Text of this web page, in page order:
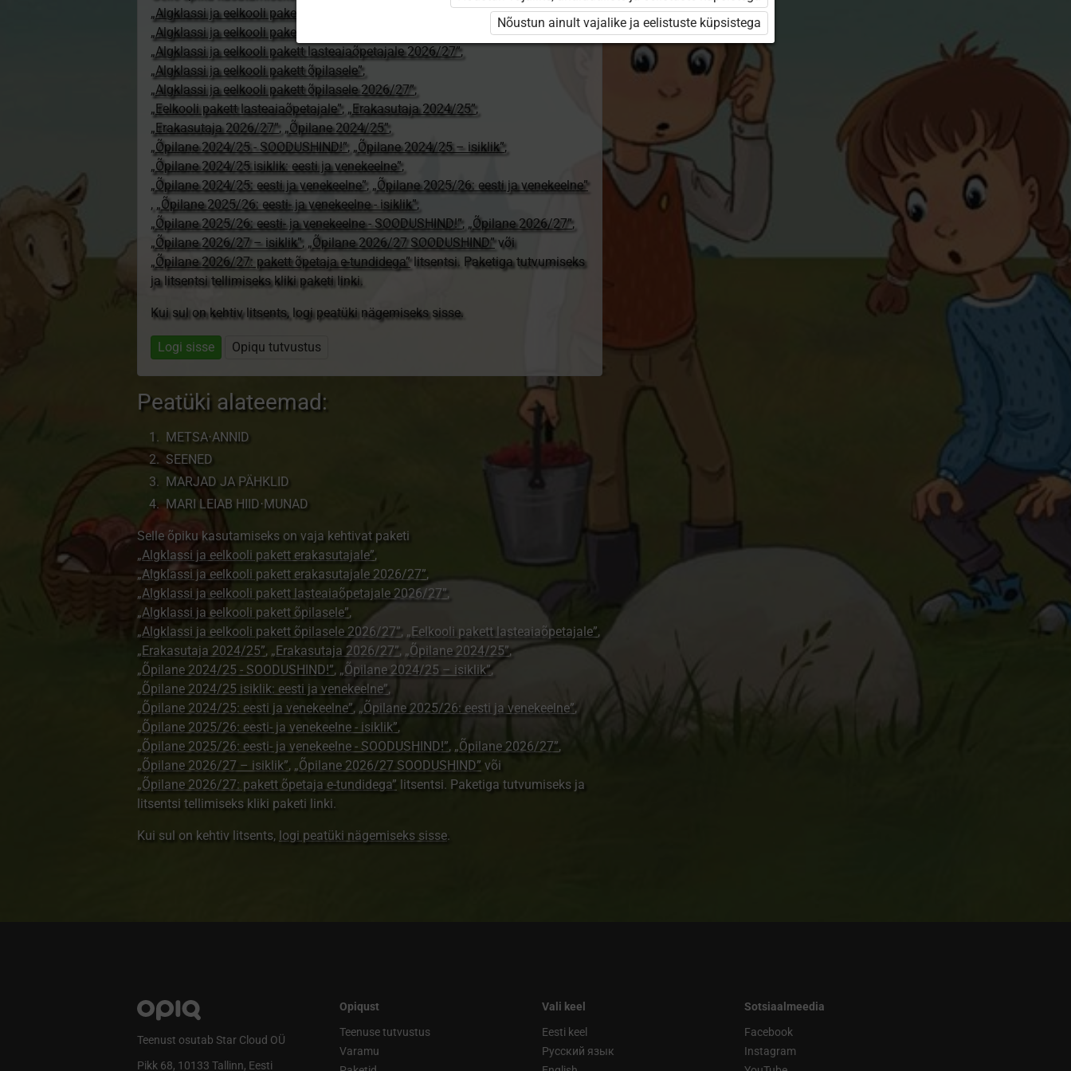
„Algklassi ja eelkooli pakett erakasutajale”
„Algklassi ja eelkooli pakett erakasutajale 2026/27”
„Algklassi ja eelkooli pakett lasteaiaõpetajale 2026/27”,
„Algklassi ja eelkooli pakett õpilasele”,
„Algklassi ja eelkooli pakett õpilasele 2026/27”,
„Eelkooli pakett lasteaiaõpetajale”, „Erakasutaja 2024/25”,
„Erakasutaja 2026/27”, „Õpilane 2024/25”,
„Õpilane 2024/25 - SOODUSHIND!”, „Õpilane 2024/25 – isiklik”,
„Õpilane 2024/25 isiklik: eesti ja venekeelne”,
„Õpilane 2024/25: eesti ja venekeelne”, „Õpilane 2025/26: eesti ja venekeelne”
, „Õpilane 2025/26: eesti- ja venekeelne - isiklik”,
„Õpilane 2025/26: eesti- ja venekeelne - SOODUSHIND!”, „Õpilane 2026/27”,
„Õpilane 2026/27 – isiklik”, „Õpilane 2026/27 SOODUSHIND”või
„Õpilane 2026/27: pakett õpetaja e-tundidega”litsentsi. Paketiga tutvumiseks
ja litsentsi tellimiseks kliki paketi linki.
Kui sul on kehtiv litsents, logi peatüki nägemiseks sisse.
Logi sisse Opiqu tutvustus
Peatüki alateemad:
METSA⋅ANNID
SEENED
MARJAD JA PÄHKLID
MARI LEIAB HIID⋅MUNAD
Selle õpiku kasutamiseks on vaja kehtivat paketi
„Algklassi ja eelkooli pakett erakasutajale”,
„Algklassi ja eelkooli pakett erakasutajale 2026/27”,
„Algklassi ja eelkooli pakett lasteaiaõpetajale 2026/27”,
„Algklassi ja eelkooli pakett õpilasele”,
„Algklassi ja eelkooli pakett õpilasele 2026/27”, „Eelkooli pakett lasteaiaõpetajale”,
„Erakasutaja 2024/25”, „Erakasutaja 2026/27”, „Õpilane 2024/25”,
„Õpilane 2024/25 - SOODUSHIND!”, „Õpilane 2024/25 – isiklik”,
„Õpilane 2024/25 isiklik: eesti ja venekeelne”,
„Õpilane 2024/25: eesti ja venekeelne”, „Õpilane 2025/26: eesti ja venekeelne”,
„Õpilane 2025/26: eesti- ja venekeelne - isiklik”,
„Õpilane 2025/26: eesti- ja venekeelne - SOODUSHIND!”, „Õpilane 2026/27”,
„Õpilane 2026/27 – isiklik”, „Õpilane 2026/27 SOODUSHIND” või
„Õpilane 2026/27: pakett õpetaja e-tundidega” litsentsi. Paketiga tutvumiseks ja
litsentsi tellimiseks kliki paketi linki.
Kui sul on kehtiv litsents, logi peatüki nägemiseks sisse.
Teenust osutab Star Cloud OÜ
Pikk 68, 10133 Tallinn, Eesti
Opiqust
Teenuse tutvustus
Varamu
Vali keel
Eesti keel
Русский язык
Sotsiaalmeedia
Facebook
Instagram
Nõustun ainult vajalike ja eelistuste küpsistega